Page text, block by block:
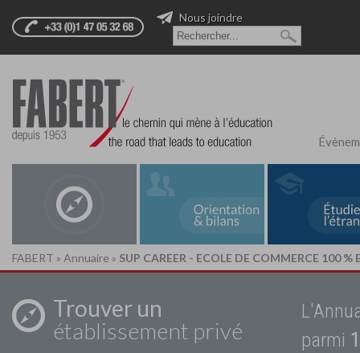
Nous joindre
FABERT » Annuaire » SUP CAREER - ECOLE DE COMMERCE 100 %
Trouver un
établissement privé
parmi